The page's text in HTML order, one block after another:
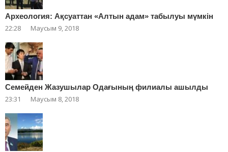
Археология: Ақсуаттан «Алтын адам» табылуы мүмкін
22:28 Маусым 9, 2018
Cемейден Жазушылар Одағының филиалы ашылды
23:31 Маусым 8, 2018